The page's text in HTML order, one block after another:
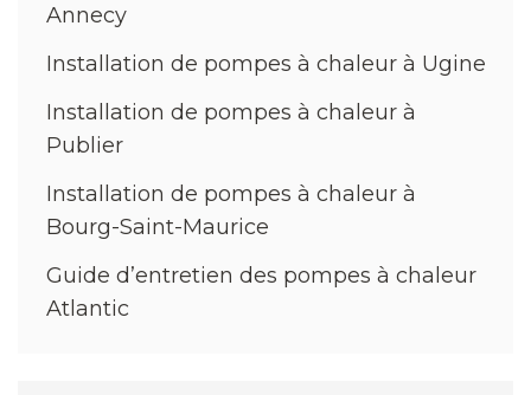
Annecy
Installation de pompes à chaleur à Ugine
Installation de pompes à chaleur à
Publier
Installation de pompes à chaleur à
Bourg-Saint-Maurice
Guide d’entretien des pompes à chaleur
Atlantic